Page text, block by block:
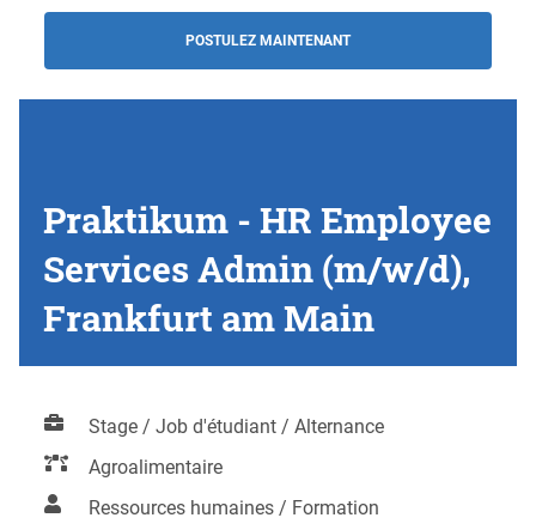
POSTULEZ MAINTENANT
Praktikum - HR Employee
Services Admin (m/w/d),
Frankfurt am Main
Stage / Job d'étudiant / Alternance
Agroalimentaire
Ressources humaines / Formation